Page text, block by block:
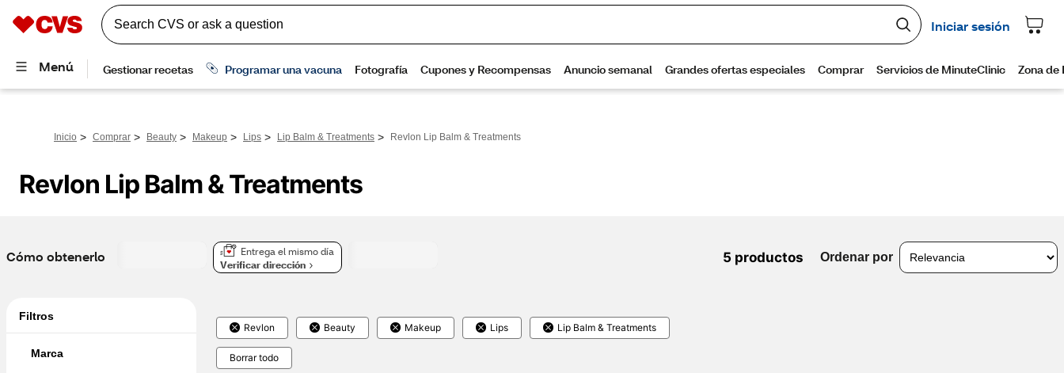
Inicio > Comprar > Beauty > Makeup > Lips > Lip Balm & Treatments > Revlon Lip Balm & Treatments
Revlon Lip Balm & Treatments
Cómo obtenerlo
Entrega el mismo día
Verificar dirección
5 productos Ordenar por
Filtros
Marca
Revlon Beauty Makeup Lips Lip Balm & Treatments
Borrar todo